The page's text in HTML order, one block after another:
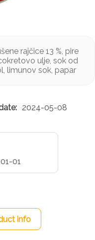
rajčice 13 %, pire
ulje, sok od
limunov sok, papar
2024-05-08
01
info